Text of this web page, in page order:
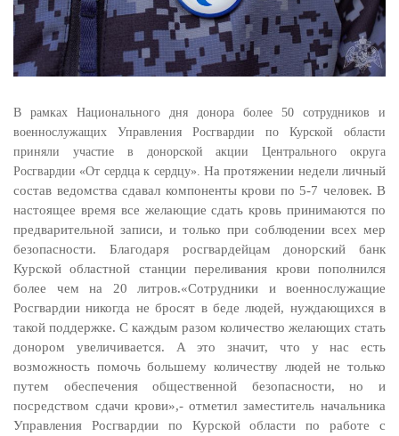
В рамках Национального дня донора более 50 сотрудников и
военнослужащих Управления Росгвардии по Курской области
приняли участие в донорской акции Центрального округа
Росгвардии «От сердца к сердцу». На протяжении недели личный
состав ведомства сдавал компоненты крови по 5-7 человек. В
настоящее время все желающие сдать кровь принимаются по
предварительной записи, и только при соблюдении всех мер
безопасности. Благодаря росгвардейцам донорский банк
Курской областной станции переливания крови пополнился
более чем на 20 литров.«Сотрудники и военнослужащие
Росгвардии никогда не бросят в беде людей, нуждающихся в
такой поддержке. С каждым разом количество желающих стать
донором увеличивается. А это значит, что у нас есть
возможность помочь большему количеству людей не только
путем обеспечения общественной безопасности, но и
посредством сдачи крови»,- отметил заместитель начальника
Управления Росгвардии по Курской области по работе с